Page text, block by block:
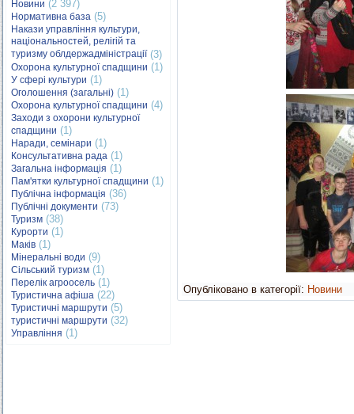
Новини (2 397)
Нормативна база (5)
Накази управління культури,
національностей, релігій та
туризму облдержадміністрації(3)
Охорона культурної спадщини (1)
У сфері культури (1)
Оголошення (загальні) (1)
Охорона культурної спадщини (4)
Заходи з охорони культурної
спадщини (1)
Наради, семінари (1)
Консультативна рада (1)
Загальна інформація (1)
Пам'ятки культурної спадщини (1)
Публічна інформація (36)
Публічні документи (73)
Туризм (38)
Курорти (1)
Маків (1)
Мінеральні води (9)
Сільський туризм (1)
Перелік агроосель (1)
Туристична афіша (22)
Туристичні маршрути (5)
туристичні маршрути (32)
Управління (1)
Опубліковано в категорії: Новини